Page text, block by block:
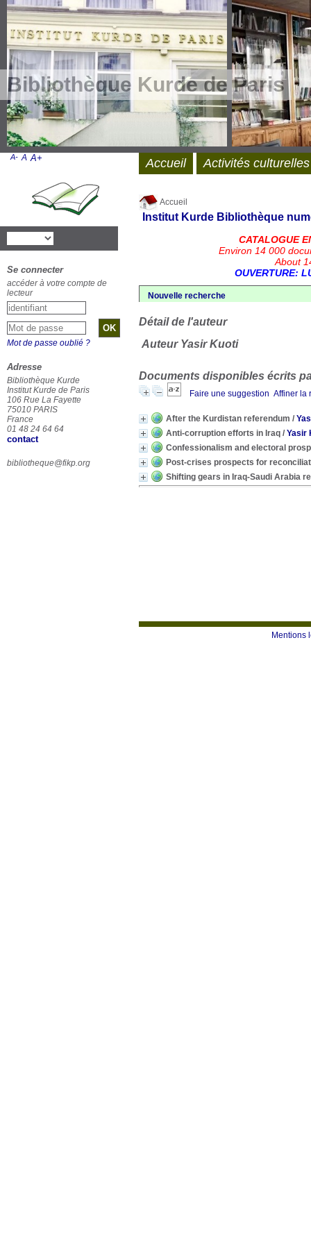
Bibliothèque Kurde de Paris
Accueil
Institut Kurde Bibliothèque
CATALOGUE
Environ 14 000
About
OUVERTURE:
Nouvelle recherche
Détail de l'auteur
Auteur Yasir Kuoti
Documents disponibles écrits
Faire une suggestion Affiner la
After the Kurdistan referendum /
Anti-corruption efforts in Iraq / Yasir
Confessionalism and electoral
Post-crises prospects for
Shifting gears in Iraq-Saudi Arabia
Mentions
Accueil Activités culturelles
A- A A+
Se connecter
accéder à votre compte de
lecteur
Mot de passe oublié ?
Adresse
Bibliothèque Kurde
Institut Kurde de Paris
106 Rue La Fayette
75010 PARIS
France
01 48 24 64 64
contact
bibliotheque@fikp.org